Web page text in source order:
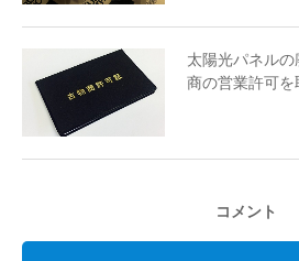
太陽光パネル
商の営業許可を
コメント